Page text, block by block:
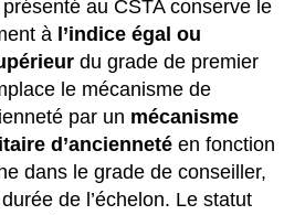
au CSTA conserve le
à l’indice égal ou
du grade de premier
le mécanisme de
par un mécanisme
d’ancienneté en fonction
dans le grade de conseiller,
de l’échelon. Le statut